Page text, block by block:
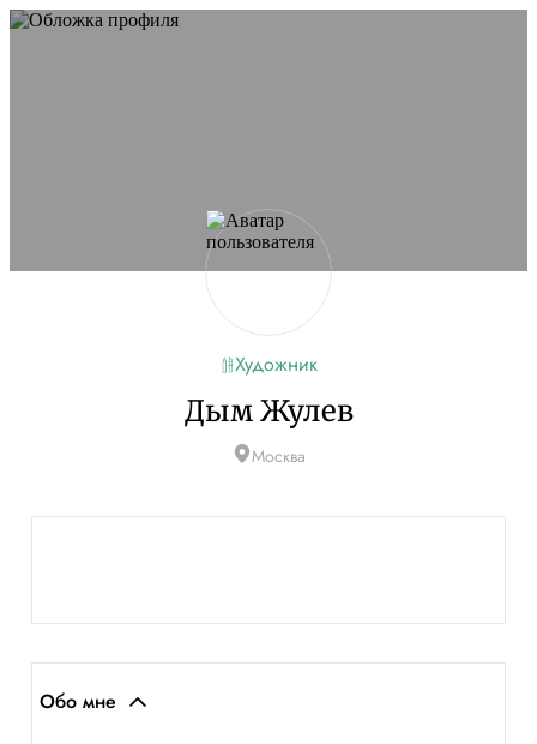
Художник
Дым Жулев
Москва
Обо мне